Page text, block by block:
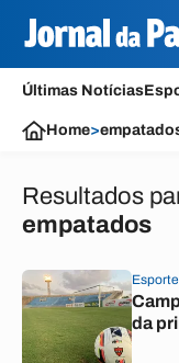
Últimas Notícias
Home>
Resultados
empatados
da